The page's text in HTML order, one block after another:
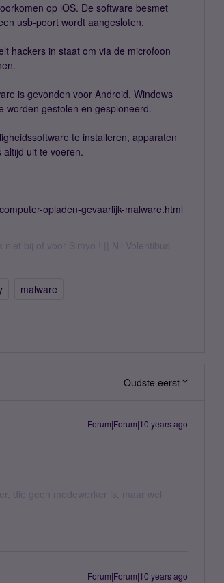
op iOS. De software besmet
usb-poort wordt aangesloten.
hackers in staat om via de microfoon
is gevonden voor Android, Windows
worden gestolen en gespioneerd.
te installeren, apparaten
uit te voeren.
opladen-gevaarlijk-malware.html
bij of voor Simyo ! || Nil Volentibus
malware
Oudste eerst
Forum|Forum|10 years ago
die geen medewerker is, maar wel
Forum|Forum|10 years ago